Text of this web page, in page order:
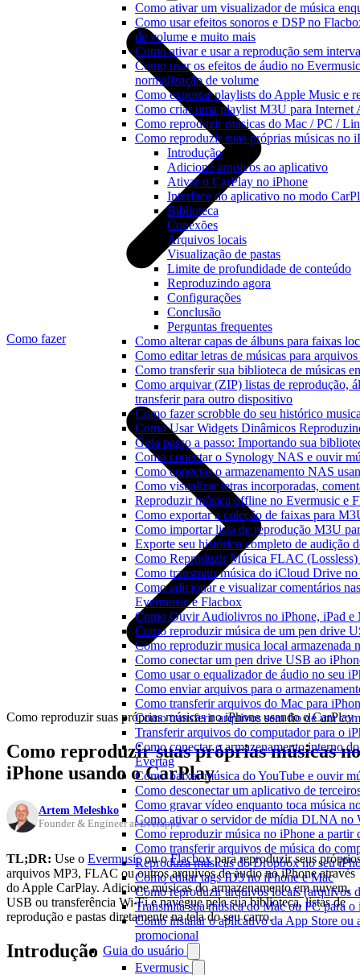
Como ativar um visualizador de música
Como usar efeitos sonoros e DSP no
de volume e muito mais
Como ativar e usar a reprodução sem
Como usar os efeitos de áudio no
normalização de volume
Como exportar playlists do Apple Music e
Como criar uma playlist M3U para
Como reproduzir músicas do Mac / PC /
Como reproduzir suas próprias músicas no
Introdução
Adicione arquivos ao aplicativo
Ativar o CarPlay no iPhone
Interface do aplicativo no modo
Biblioteca
Conexões
Arquivos locais
Visualização de pastas
Limite de profundidade de conteúdo
Reproduzindo agora
Configurações
Conclusão
Perguntas frequentes
Como alterar capas de álbuns para faixas
Como editar letras de músicas para
Como transferir sua biblioteca de músicas
Como arquivar (ZIP) listas de reprodução,
transferir para outro dispositivo
Como fazer scrobble do seu histórico
Como Usar Widgets Dinâmicos
Guia passo a passo: Importando sua
Como conectar o Synology NAS e ouvir
Como conectar o armazenamento NAS
Como visualizar letras incorporadas,
Reproduzir música offline no Evermusic e
Como exportar a coleção de faixas para
Como importar lista de reprodução M3U
Exporte seu histórico completo de audição
Como Reproduzir Música FLAC
Como transmitir música do iCloud Drive
Como adicionar e visualizar comentários
Evermusic e Flacbox
Como Ouvir Audiolivros no iPhone, iPad e
Como reproduzir música de um pen drive
Como reproduzir musica local armazenada
Como conectar um pen drive USB ao
Como usar o equalizador de áudio no seu
Como enviar arquivos para o
Como transferir arquivos do Mac para
Como transferir arquivos sem fio de um
Transferir arquivos do computador para o
Como conectar o armazenamento interno
Evertag
Como baixar música do YouTube e ouvir
Como desconectar um aplicativo de
Como gravar vídeo enquanto toca música
Como ativar o servidor de mídia DLNA no
Como reproduzir música no iPhone a
Como transferir arquivos de música do
Reproduza músicas do Dropbox no seu
Como editar tags ID3 no iPhone e Mac
Como reproduzir arquivos locais (arquivos
Transmita sua música do Mac ou PC para
Como instalar o aplicativo da App Store
promocional
Guia do usuário
Evermusic
Como fazer
Como reproduzir suas próprias músicas no iPhone usando o CarPlay
Como reproduzir suas próprias músicas no
iPhone usando o CarPlay
Artem Meleshko
Founder & Engineer at Everappz
TL;DR: Use o Evermusicou oFlacboxpara reproduzir seus
arquivos MP3, FLAC ou outros arquivos de áudio no iPhone através
do Apple CarPlay. Adicione músicas do armazenamento em nuvem,
USB ou transferência Wi-Fi e navegue pela sua biblioteca, listas de
reprodução e pastas diretamente na tela do seu carro.
Introdução